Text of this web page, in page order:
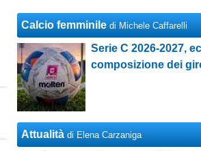
Calcio femminile di Michele Caffarelli
Serie C 2026-2027,
composizione dei
Attualità di Elena Carzaniga